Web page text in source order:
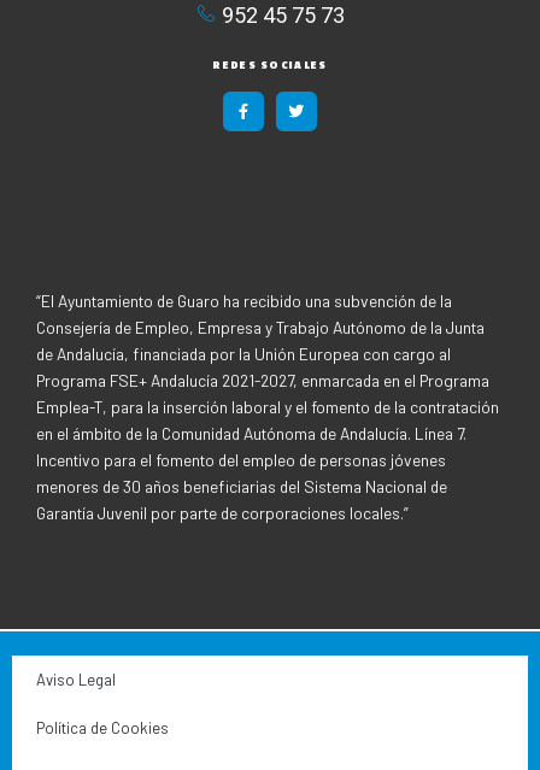
952 45 75 73​
REDES SOCIALES
a
c
e
w
i
t
“El Ayuntamiento de Guaro ha recibido una subvención de la
Consejería de Empleo, Empresa y Trabajo Autónomo de la Junta
de Andalucía, financiada por la Unión Europea con cargo al
Programa FSE+ Andalucía 2021-2027, enmarcada en el Programa
Emplea-T, para la inserción laboral y el fomento de la contratación
en el ámbito de la Comunidad Autónoma de Andalucía. Línea 7.
Incentivo para el fomento del empleo de personas jóvenes
menores de 30 años beneficiarias del Sistema Nacional de
Garantía Juvenil por parte de corporaciones locales.”
Aviso Legal
Política de Cookies